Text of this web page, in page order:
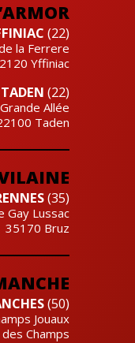
(22)
la Ferrere
Yffiniac
TADEN (22)
Allée
Taden
(35)
Gay Lussac
35170 Bruz
(50)
Jouaux
Champs